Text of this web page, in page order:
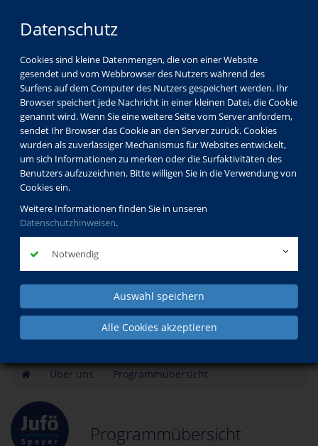
Datenschutz
Cookies sind kleine Datenmengen, die von einer Website
gesendet und vom Webbrowser des Nutzers während des
Surfens auf dem Computer des Nutzers gespeichert werden. Ihr
Browser speichert jede Nachricht in einer kleinen Datei, die Cookie
genannt wird. Wenn Sie eine weitere Seite vom Server anfordern,
sendet Ihr Browser das Cookie an den Server zurück. Cookies
wurden als zuverlässiger Mechanismus für Websites entwickelt,
um sich Informationen zu merken oder die Surfaktivitäten des
Benutzers aufzuzeichnen. Bitte willigen Sie in die Verwendung von
Cookies ein.
Weitere Informationen finden Sie in unseren
Datenschutzhinweisen.
Notwendig
Auswahl speichern
Alle Cookies akzeptieren
Kinder
Jugendliche
Familien
Schul- und Jugendsozialarbeit
Über uns Programmübersicht
Programmübersicht